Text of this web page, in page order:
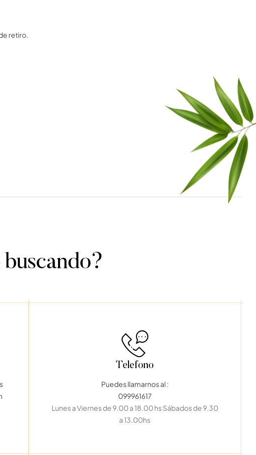
retiro.
Telefono
Puedes llamarnos al :
099961617
Lunes a Viernes de 9.00 a 18.00 hs Sábados de 9.30
a 13.00hs